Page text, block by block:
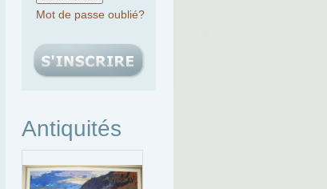
Mot de passe oublié?
Antiquités